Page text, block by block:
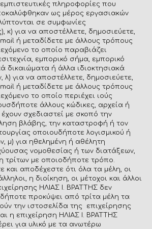
εμπιστευτικές πληροφορίες που
ως μέρος εργασιακών
σε συμφωνίες
κ) για να αποστέλλετε, δημοσιεύετε,
ή μεταδίδετε με άλλους τρόπους
το οποίο παραβιάζει
εμπορικό σήμα, εμπορικό
δικαιώματα ή άλλα ιδιοκτησιακά
λ) για να αποστέλλετε, δημοσιεύετε,
ή μεταδίδετε με άλλους τρόπους
το οποίο περιέχει ιούς
άλλους κώδικες, αρχεία ή
σχεδιαστεί με σκοπό την
βλάβης, την καταστροφή ή τον
οποιουδήποτε λογισμικού ή
μ) για ηθελημένη ή αθέλητη
νομοθεσίας ή των διατάξεων,
τρίτων με οποιοδήποτε τρόπο.
και αποδέχεστε ότι όλα τα μέλη, οι
η διοίκηση, οι μέτοχοι και άλλοι
ΗΛΙΑΣ Ι. ΒΡΑΤΤΗΣ δεν
προκύψει από τρίτα μέλη τα
την ιστοσελίδα της επιχείρησης
η επιχείρηση ΗΛΙΑΣ Ι. ΒΡΑΤΤΗΣ
για υλικό με τα ανωτέρω